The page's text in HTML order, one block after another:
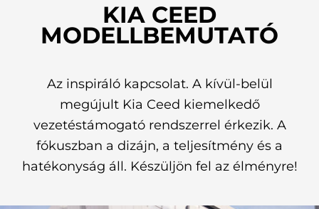
KIA CEED
MODELLBEMUTATÓ
Az inspiráló kapcsolat. A kívül-belül
megújult Kia Ceed kiemelkedő
vezetéstámogató rendszerrel érkezik. A
fókuszban a dizájn, a teljesítmény és a
hatékonyság áll. Készüljön fel az élményre!